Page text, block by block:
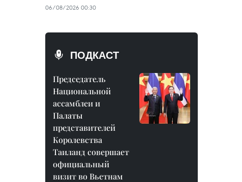
06/08/2026 00:30
ПОДКАСТ
Председатель
Национальной
ассамблеи и
Палаты
представителей
Королевства
Таиланд совершает
официальный
визит во Вьетнам